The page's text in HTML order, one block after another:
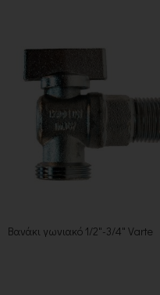
Βανάκι γωνιακό 1/2"-3/4" Varte